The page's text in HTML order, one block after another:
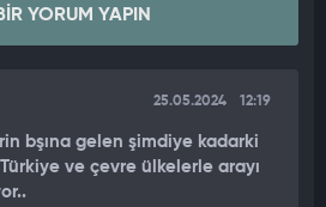
YORUM YAPIN
25.05.2024 12:19
bşına gelen şimdiye kadarki
ve çevre ülkelerle arayı